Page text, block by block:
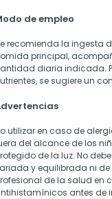
de empleo
recomienda la ingesta
principal,
diaria indicada.
se sugiere un
utilizar en caso de
del alcance de los
de la luz. No
y equilibrada ni
de la salud en
antes de